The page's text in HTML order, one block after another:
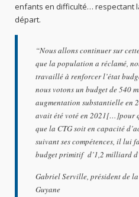
enfants en difficulté… respectant
départ.
“Nous allons continuer sur
que la population a réclamé,
travaillé à renforcer l’état
nous votons un budget de 540
augmentation substantielle en
avait été voté en 2021[…]pour
que la CTG soit en capacité
suivant ses compétences, il lui
budget primitif d’1,2 milliard
Gabriel Serville, président de
Guyane